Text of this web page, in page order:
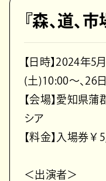
『森、道、
【日時】2024年5
(土)10:00～、26
【会場】愛知県
シア
【料金】入場券￥
＜出演者＞